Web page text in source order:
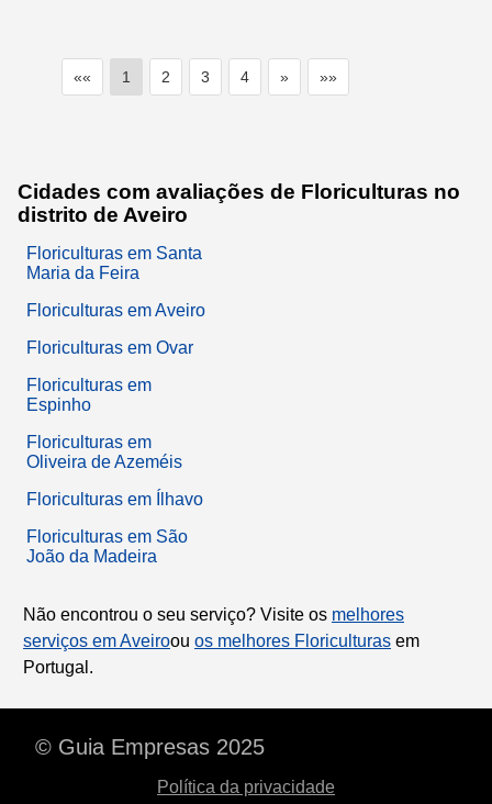
«« 1 2 3 4 » »»
Cidades com avaliações de Floriculturas no
distrito de Aveiro
Floriculturas em Santa
Maria da Feira
Floriculturas em Aveiro
Floriculturas em Ovar
Floriculturas em
Espinho
Floriculturas em
Oliveira de Azeméis
Floriculturas em Ílhavo
Floriculturas em São
João da Madeira
Não encontrou o seu serviço? Visite os melhores
serviços em Aveiroou os melhores Floriculturas em
Portugal.
© Guia Empresas 2025
Política da privacidade